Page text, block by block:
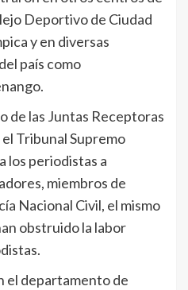
Deportivo de Ciudad
y en diversas
país como
de las Juntas Receptoras
Tribunal Supremo
los periodistas a
miembros de
Nacional Civil, el mismo
obstruido la labor
el departamento de